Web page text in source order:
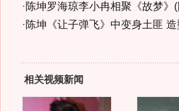
·陈坤罗海琼李小冉相聚《故梦》(
·陈坤《让子弹飞》中变身土匪
相关视频新闻